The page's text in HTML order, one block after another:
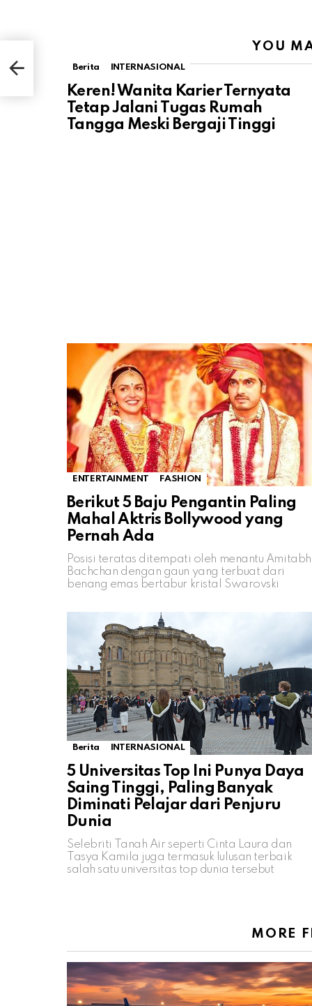
YOU
Berita INTERNASIONAL
Keren! Wanita Karier Ternyata
Tetap Jalani Tugas Rumah
Tangga Meski Bergaji Tinggi
ENTERTAINMENT FASHION
Berikut 5 Baju Pengantin Paling
Mahal Aktris Bollywood yang
Pernah Ada
Posisi teratas ditempati oleh menantu Amitabh
Bachchan dengan gaun yang terbuat dari
benang emas bertabur kristal Swarovski
Berita INTERNASIONAL
5 Universitas Top Ini Punya Daya
Saing Tinggi, Paling Banyak
Diminati Pelajar dari Penjuru
Dunia
Selebriti Tanah Air seperti Cinta Laura dan
Tasya Kamila juga termasuk lulusan terbaik
salah satu universitas top dunia tersebut
MORE